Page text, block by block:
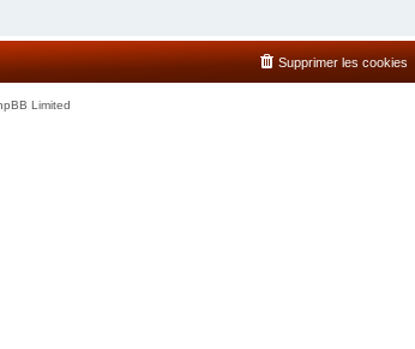
Supprimer les cookies
Limited